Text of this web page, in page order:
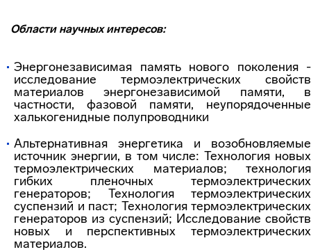
Области научных интересов:
Энергонезависимая память нового поколения -
исследование термоэлектрических свойств
материалов энергонезависимой памяти, в
частности, фазовой памяти, неупорядоченные
халькогенидные полупроводники
Альтернативная энергетика и возобновляемые
источник энергии, в том числе: Технология новых
термоэлектрических материалов; технология
гибких пленочных термоэлектрических
генераторов; Технология термоэлектрических
суспензий и паст; Технология термоэлектрических
генераторов из суспензий; Исследование свойств
новых и перспективных термоэлектрических
материалов.